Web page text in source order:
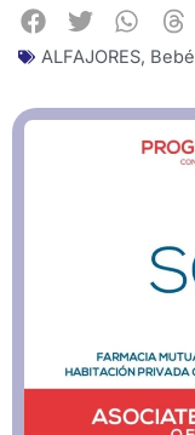
ALFAJORES, Bebé